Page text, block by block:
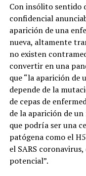
Con insólito sentido
confidencial
aparición de una
nueva, altamente
no existen
convertir en una
que “la aparición de
depende de la
de cepas de
de la aparición de
que podría ser una
patógena como el
el SARS
potencial”.